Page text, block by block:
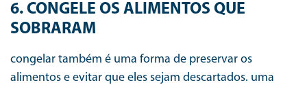
6. CONGELE OS ALIMENTOS QUE
SOBRARAM
congelar também é uma forma de preservar os
alimentos e evitar que eles sejam descartados. uma